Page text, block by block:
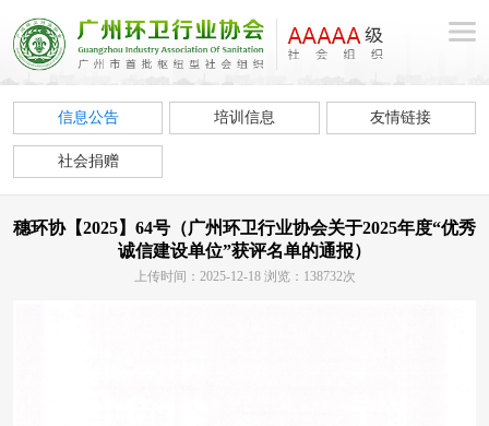
信息公告 培训信息 友情链接
社会捐赠
穗环协【2025】64号（广州环卫行业协会关于2025年度“优秀
诚信建设单位”获评名单的通报）
上传时间：2025-12-18 浏览：138732次